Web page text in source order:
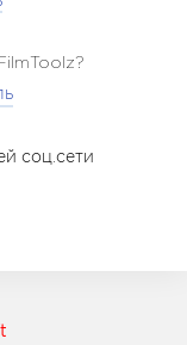
соц.сети